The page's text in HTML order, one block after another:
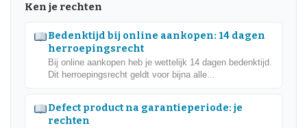
Ken je rechten
Bedenktijd bij online aankopen: 14 dagen
herroepingsrecht
Bij online aankopen heb je wettelijk 14 dagen bedenktijd.
Dit herroepingsrecht geldt voor bijna alle...
Defect product na garantieperiode: je
rechten